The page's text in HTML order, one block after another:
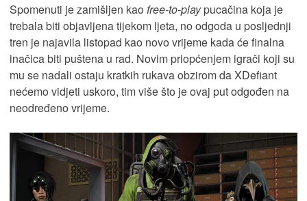
Spomenuti je zamišljen kao free-to-playpucačina koja je
trebala biti objavljena tijekom ljeta, no odgoda u posljednji
tren je najavila listopad kao novo vrijeme kada će finalna
inačica biti puštena u rad. Novim priopćenjem igrači koji su
mu se nadali ostaju kratkih rukava obzirom da XDefiant
nećemo vidjeti uskoro, tim više što je ovaj put odgođen na
neodređeno vrijeme.